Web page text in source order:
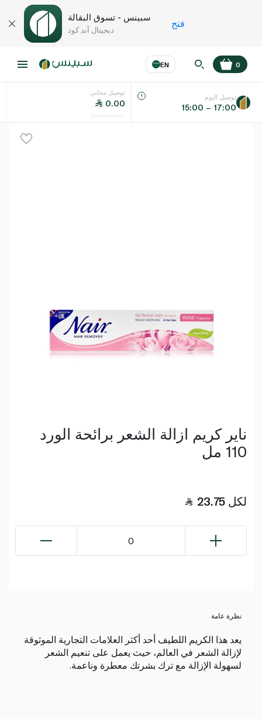
سبينس - تسوق البقالة
ديجيتال آند كود
فتح
EN
اللغة عر
0
توصيل مجاني
0.00
توصيل اليوم
15:00 – 17:00
ناير كريم ازالة الشعر برائحة الورد
110 مل
23.75 لكل
0
نظرة عامة
يعد هذا الكريم اللطيف أحد أكثر العلامات التجارية الموثوقة
لإزالة الشعر في العالم، حيث يعمل على تنعيم الشعر
لسهولة الإزالة مع ترك بشرتك معطرة وناعمة.